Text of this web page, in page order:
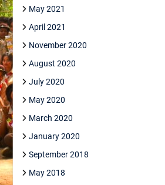
May 2021
April 2021
November 2020
August 2020
July 2020
May 2020
March 2020
January 2020
September 2018
May 2018